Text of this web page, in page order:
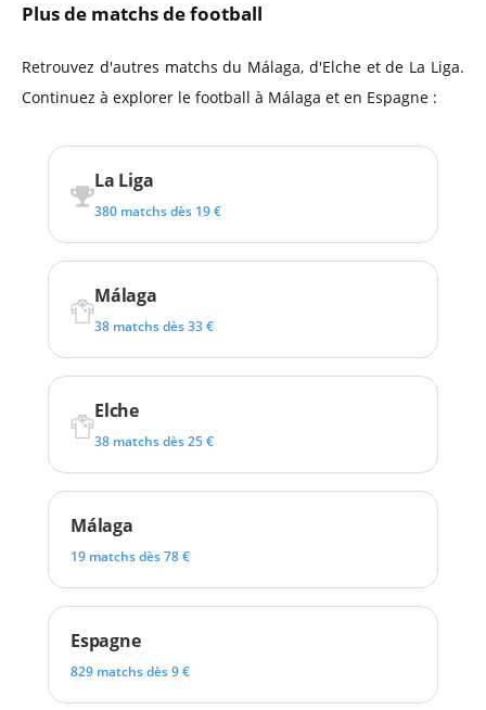
Plus de matchs de football
Retrouvez d'autres matchs du Málaga, d'Elche et de La Liga.
Continuez à explorer le football à Málaga et en Espagne :
La Liga
380 matchs dès 19 €
Málaga
38 matchs dès 33 €
Elche
38 matchs dès 25 €
Málaga
19 matchs dès 78 €
Espagne
829 matchs dès 9 €